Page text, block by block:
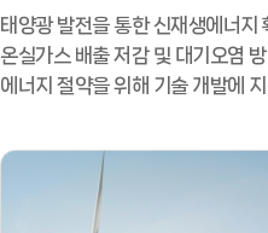
태양광 발전을 통한 신재생에너지
온실가스 배출 저감 및 대기오염
에너지 절약을 위해 기술 개발에